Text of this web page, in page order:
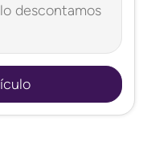
descontamos